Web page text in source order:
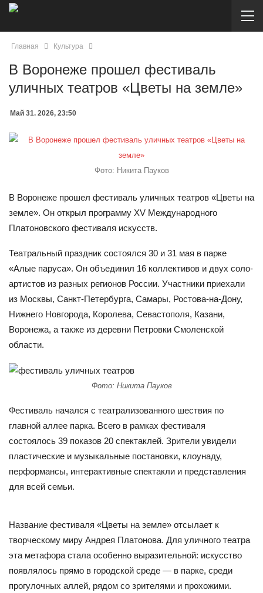
Главная Культура
В Воронеже прошел фестиваль
уличных театров «Цветы на земле»
Май 31. 2026, 23:50
Фото: Никита Пауков
В Воронеже прошел фестиваль уличных театров «Цветы на
земле». Он открыл программу XV Международного
Платоновского фестиваля искусств.
Театральный праздник состоялся 30 и 31 мая в парке
«Алые паруса». Он объединил 16 коллективов и двух соло-
артистов из разных регионов России. Участники приехали
из Москвы, Санкт-Петербурга, Самары, Ростова-на-Дону,
Нижнего Новгорода, Королева, Севастополя, Казани,
Воронежа, а также из деревни Петровки Смоленской
области.
Фото: Никита Пауков
Фестиваль начался с театрализованного шествия по
главной аллее парка. Всего в рамках фестиваля
состоялось 39 показов 20 спектаклей. Зрители увидели
пластические и музыкальные постановки, клоунаду,
перформансы, интерактивные спектакли и представления
для всей семьи.
Название фестиваля «Цветы на земле» отсылает к
творческому миру Андрея Платонова. Для уличного театра
эта метафора стала особенно выразительной: искусство
появлялось прямо в городской среде — в парке, среди
прогулочных аллей, рядом со зрителями и прохожими.